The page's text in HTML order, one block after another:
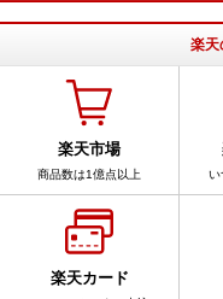
楽天
楽天市場
商品数は1億点以上 い
楽天カード